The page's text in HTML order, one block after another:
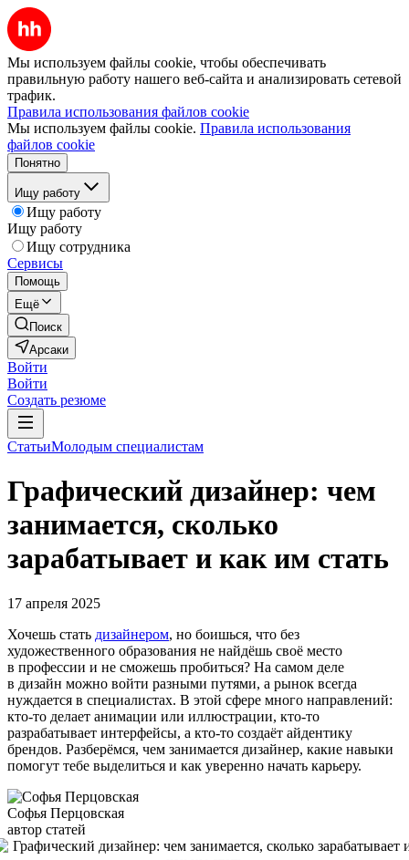
Мы используем файлы cookie, чтобы обеспечивать
правильную работу нашего веб-сайта и анализировать сетевой
трафик.
Правила использования файлов cookie
Мы используем файлы cookie. Правила использования
файлов cookie
Понятно
Ищу работу
Ищу работу
Ищу работу
Ищу сотрудника
Сервисы
Помощь
Ещё
Поиск
Арсаки
Войти
Войти
Создать резюме
СтатьиМолодым специалистам
Графический дизайнер: чем
занимается, сколько
зарабатывает и как им стать
17 апреля 2025
Хочешь стать дизайнером, но боишься, что без
художественного образования не найдёшь своё место
в профессии и не сможешь пробиться? На самом деле
в дизайн можно войти разными путями, а рынок всегда
нуждается в специалистах. В этой сфере много направлений:
кто-то делает анимации или иллюстрации, кто-то
разрабатывает интерфейсы, а кто-то создаёт айдентику
брендов. Разберёмся, чем занимается дизайнер, какие навыки
помогут тебе выделиться и как уверенно начать карьеру.
Софья Перцовская
автор статей